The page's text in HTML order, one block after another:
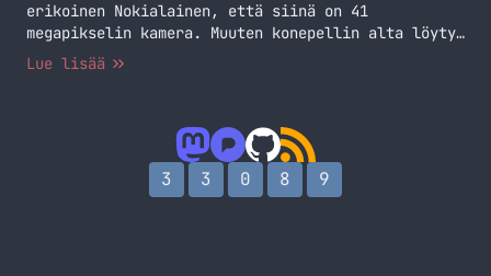
erikoinen Nokialainen, että siinä on 41
megapikselin kamera. Muuten konepellin alta löytyy
seuraavaa: 4.5 tuuman ClearBlack AMOLED näyttö
eri värissä: musta, valkoinen ja keltainen… Jatka
lukemista 005 Lumia 1020, Sony DSC QX -sarja &
Lue lisää
3 3 0 8 9